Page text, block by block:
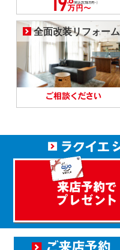
全面改装リフォーム